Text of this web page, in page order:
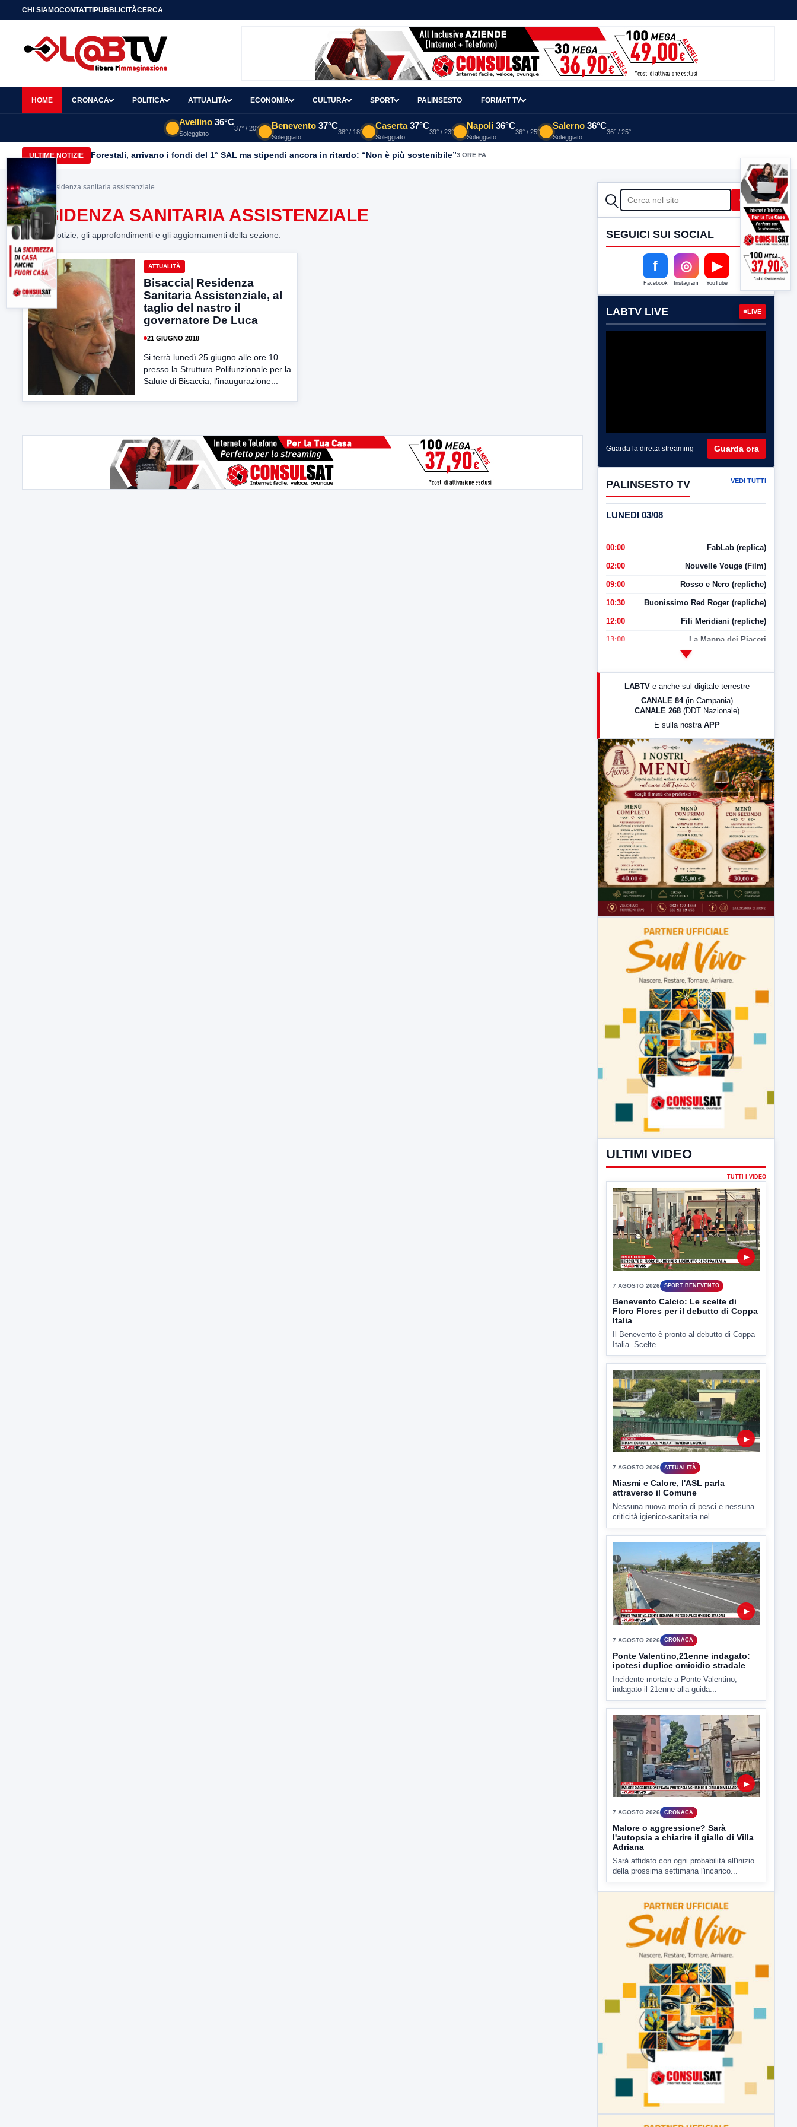
CHI SIAMOCONTATTIPUBBLICITÀCERCA
HOME CRONACA POLITICA ATTUALITÀ ECONOMIA CULTURA SPORT PALINSESTO FORMAT TV
Avellino 36°C
Soleggiato
37° / 20° Benevento 37°C
Soleggiato
38° / 18°
Caserta 37°C
Soleggiato
39° / 23°
Napoli 36°C
Soleggiato
36° / 25°
Salerno 36°C
Soleggiato
36° / 25°
ULTIME NOTIZIE Forestali, arrivano i fondi del 1° SAL ma stipendi ancora in ritardo: “Non è più sostenibile”3 ORE FA
Home> residenza sanitaria assistenziale
RESIDENZA SANITARIA ASSISTENZIALE
Tutte le notizie, gli approfondimenti e gli aggiornamenti della sezione.
ATTUALITÀ
Bisaccia| Residenza
Sanitaria Assistenziale, al
taglio del nastro il
governatore De Luca
21 GIUGNO 2018
Si terrà lunedì 25 giugno alle ore 10
presso la Struttura Polifunzionale per la
Salute di Bisaccia, l’inaugurazione...
CERCA Cerca
SEGUICI SUI SOCIAL
f
Facebook
◎
Instagram
▶
YouTube
LABTV LIVE LIVE
Guarda la diretta streaming Guarda ora
PALINSESTO TV VEDI TUTTI
LUNEDI 03/08
00:00 FabLab (replica)
02:00 Nouvelle Vouge (Film)
09:00 Rosso e Nero (repliche)
10:30 Buonissimo Red Roger (repliche)
12:00 Fili Meridiani (repliche)
13:00 La Mappa dei Piaceri
LabNews (Diretta)
23:00 LabNews (replica)
LABTV e anche sul digitale terrestre
CANALE 84 (in Campania)
CANALE 268 (DDT Nazionale)
E sulla nostra APP
ULTIMI VIDEO
TUTTI I VIDEO
7 AGOSTO 2026
Benevento Calcio: Le scelte di
Floro Flores per il debutto di Coppa
Italia
Il Benevento è pronto al debutto di Coppa
Italia. Scelte...
Miasmi e Calore, l'ASL parla
attraverso il Comune
Nessuna nuova moria di pesci e nessuna
criticità igienico-sanitaria nel...
▶
Ponte Valentino,21enne indagato:
ipotesi duplice omicidio stradale
Incidente mortale a Ponte Valentino,
indagato il 21enne alla guida...
7 AGOSTO 2026 CRONACA
Malore o aggressione? Sarà
l'autopsia a chiarire il giallo di Villa
Adriana
Sarà affidato con ogni probabilità all'inizio
della prossima settimana l'incarico...